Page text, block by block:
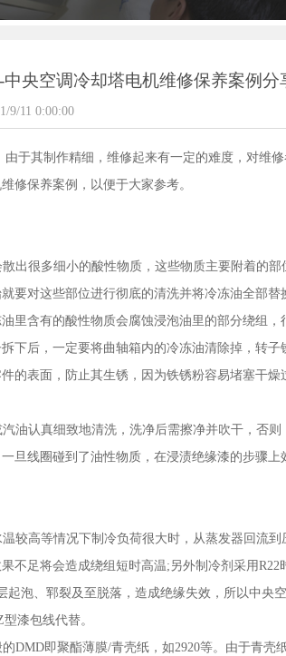
央空调冷却塔电机维修保养案例分
9/11 0:00:00
于其制作精细，维修起来有一定的难度，对维
修保养案例，以便于大家参考。
出很多细小的酸性物质，这些物质主要附着的
要对这些部位进行彻底的清洗并将冷冻油全部替
里含有的酸性物质会腐蚀浸泡油里的部分绕组，
下后，一定要将曲轴箱内的冷冻油清除掉，转子
的表面，防止其生锈，因为铁锈粉容易堵塞干燥
油认真细致地清洗，洗净后需擦净并吹干，否则
旦线圈碰到了油性物质，在浸渍绝缘漆的步骤上
较高等情况下制冷负荷很大时，从蒸发器回流
不足将会造成绕组短时高温;另外制冷剂采用R22
泡、郓裂及至脱落，造成绝缘失效，所以中央
漆包线代替。
DMD即聚酯薄膜/青壳纸，如2920等。由于青壳